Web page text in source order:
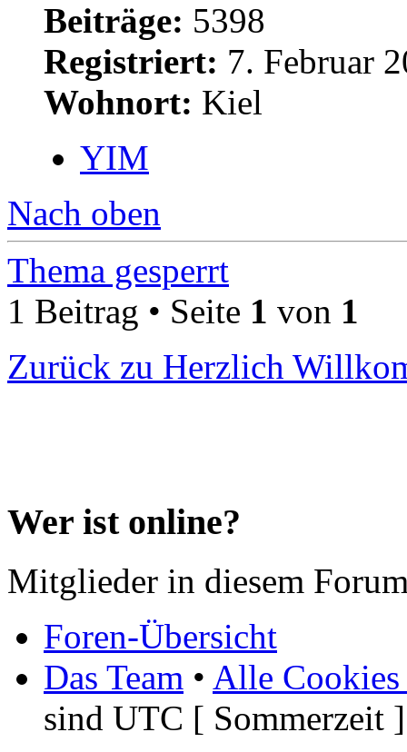
Beiträge: 5398
Registriert: 7. Februar
Wohnort: Kiel
YIM
Nach oben
Thema gesperrt
1 Beitrag • Seite 1 von 1
Zurück zu Herzlich
Wer ist online?
Mitglieder in diesem
Foren-Übersicht
Das Team • Alle Cookies
sind UTC [ Sommerzeit ]